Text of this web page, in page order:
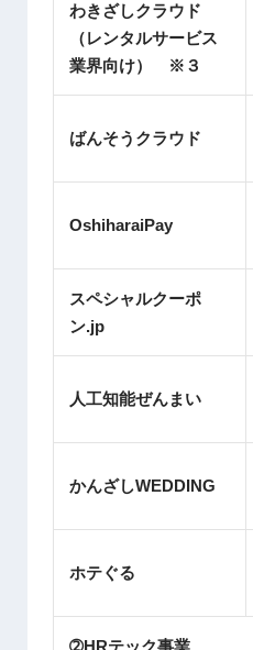
わきざしクラウド
（レンタルサービス
業界向け） ※３
ばんそうクラウド
OshiharaiPay
スペシャルクーポ
ン.jp
人工知能ぜんまい
かんざしWEDDING
ホテぐる